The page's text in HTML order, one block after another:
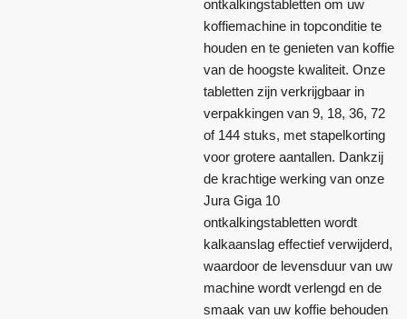
ontkalkingstabletten om uw
koffiemachine in topconditie te
houden en te genieten van koffie
van de hoogste kwaliteit. Onze
tabletten zijn verkrijgbaar in
verpakkingen van 9, 18, 36, 72
of 144 stuks, met stapelkorting
voor grotere aantallen. Dankzij
de krachtige werking van onze
Jura Giga 10
ontkalkingstabletten wordt
kalkaanslag effectief verwijderd,
waardoor de levensduur van uw
machine wordt verlengd en de
smaak van uw koffie behouden